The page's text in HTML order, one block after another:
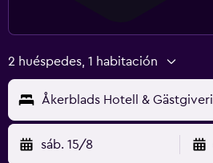
2 huéspedes, 1 habitación
Åkerblads Hotell & Gästgiveri
sáb. 15/8